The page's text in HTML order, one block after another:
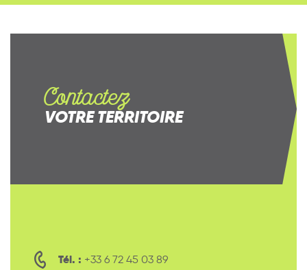
Contactez
VOTRE TERRITOIRE
Tél. : +33 6 72 45 03 89